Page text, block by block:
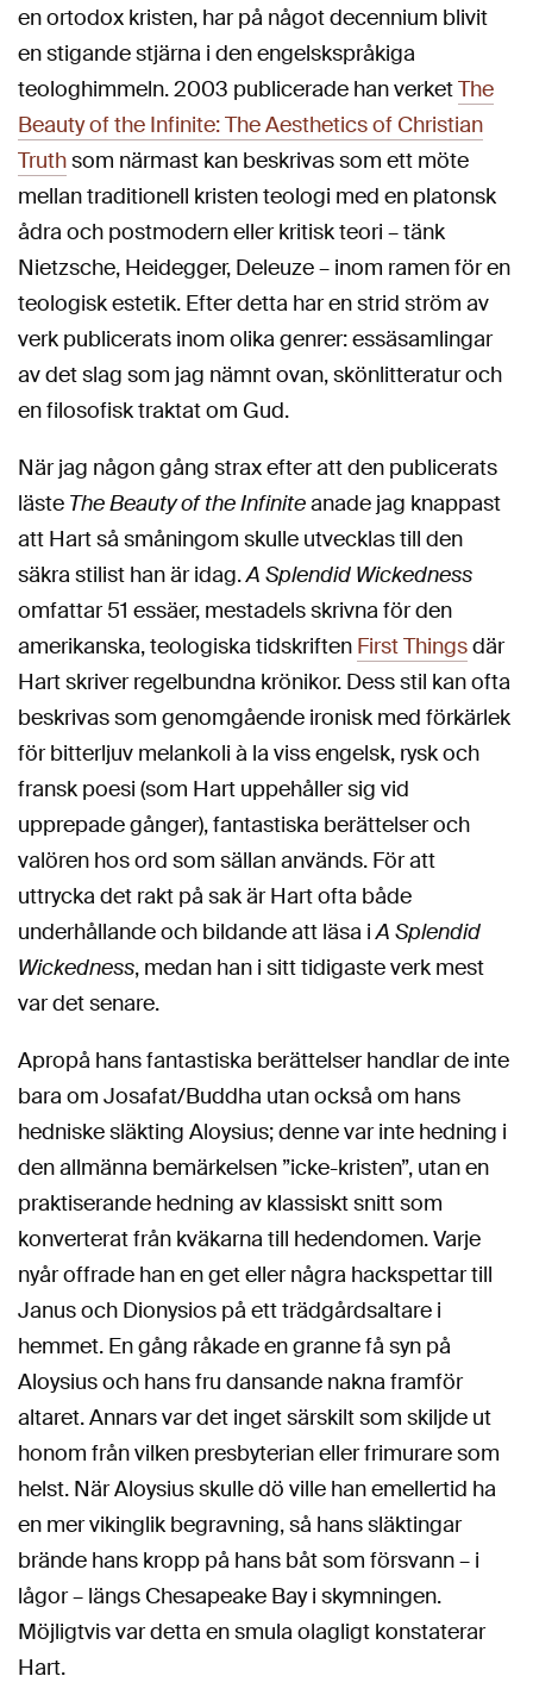
en ortodox kristen, har på något decennium blivit
en stigande stjärna i den engelskspråkiga
teologhimmeln. 2003 publicerade han verketThe
Beauty of the Infinite: The Aesthetics of Christian
Truthsom närmast kan beskrivas som ett möte
mellan traditionell kristen teologi med en platonsk
ådra och postmodern eller kritisk teori – tänk
Nietzsche, Heidegger, Deleuze – inom ramen för en
teologisk estetik. Efter detta har en strid ström av
verk publicerats inom olika genrer: essäsamlingar
av det slag som jag nämnt ovan, skönlitteratur och
en filosofisk traktat om Gud.
När jag någon gång strax efter att den publicerats
läste The Beauty of the Infiniteanade jag knappast
att Hart så småningom skulle utvecklas till den
säkra stilist han är idag.A Splendid Wickedness
omfattar 51 essäer, mestadels skrivna för den
amerikanska, teologiska tidskriften First Thingsdär
Hart skriver regelbundna krönikor. Dess stil kan ofta
beskrivas som genomgående ironisk med förkärlek
för bitterljuv melankoli à la viss engelsk, rysk och
fransk poesi (som Hart uppehåller sig vid
upprepade gånger), fantastiska berättelser och
valören hos ord som sällan används. För att
uttrycka det rakt på sak är Hart ofta både
underhållande och bildande att läsa iA Splendid
Wickedness, medan han i sitt tidigaste verk mest
var det senare.
Apropå hans fantastiska berättelser handlar de inte
bara om Josafat/Buddha utan också om hans
hedniske släkting Aloysius; denne var inte hedning i
den allmänna bemärkelsen ”icke-kristen”, utan en
praktiserande hedning av klassiskt snitt som
konverterat från kväkarna till hedendomen. Varje
nyår offrade han en get eller några hackspettar till
Janus och Dionysios på ett trädgårdsaltare i
hemmet. En gång råkade en granne få syn på
Aloysius och hans fru dansande nakna framför
altaret. Annars var det inget särskilt som skiljde ut
honom från vilken presbyterian eller frimurare som
helst. När Aloysius skulle dö ville han emellertid ha
en mer vikinglik begravning, så hans släktingar
brände hans kropp på hans båt som försvann – i
lågor – längs Chesapeake Bay i skymningen.
Möjligtvis var detta en smula olagligt konstaterar
Hart.